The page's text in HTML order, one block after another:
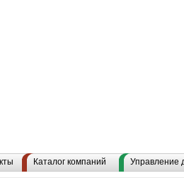
Каталог компаний Управление